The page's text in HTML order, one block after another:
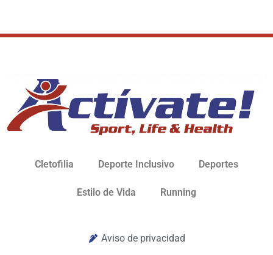
Cletofilia Deporte Inclusivo Deportes
Estilo de Vida Running
Aviso de privacidad